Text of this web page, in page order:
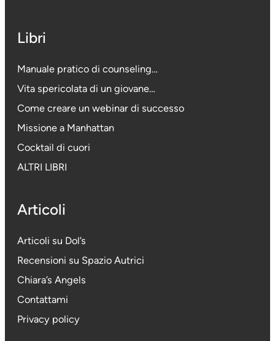
Libri
Manuale pratico di counseling…
Vita spericolata di un giovane…
Come creare un webinar di successo
Missione a Manhattan
Cocktail di cuori
ALTRI LIBRI
Articoli
Articoli su Dol’s
Recensioni su Spazio Autrici
Chiara’s Angels
Contattami
Privacy policy